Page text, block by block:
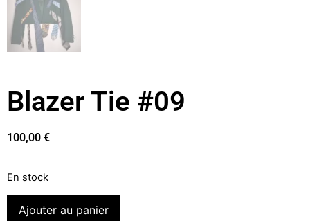
Blazer Tie #09
100,00 €
En stock
Ajouter au panier